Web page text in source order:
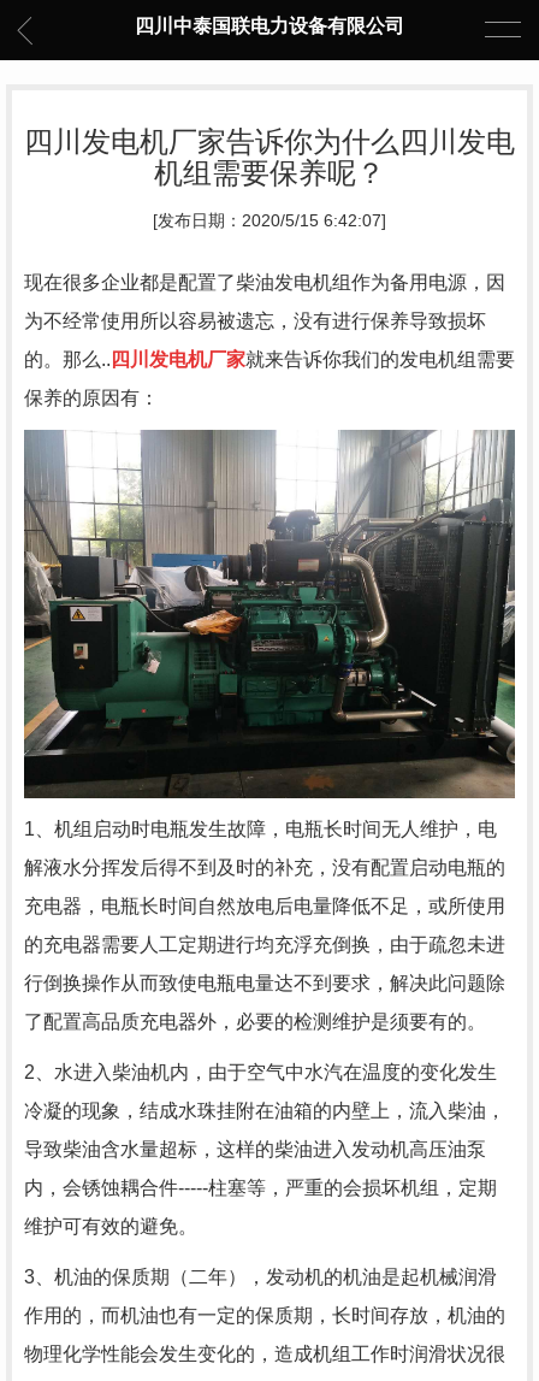
四川中泰国联电力设备有限公司
四川发电机厂家告诉你为什么四川发电
机组需要保养呢？
[发布日期：2020/5/15 6:42:07]
现在很多企业都是配置了柴油发电机组作为备用电源，因
为不经常使用所以容易被遗忘，没有进行保养导致损坏
的。那么.. 四川发电机厂家就来告诉你我们的发电机组需要
保养的原因有：
1、机组启动时电瓶发生故障，电瓶长时间无人维护，电
解液水分挥发后得不到及时的补充，没有配置启动电瓶的
充电器，电瓶长时间自然放电后电量降低不足，或所使用
的充电器需要人工定期进行均充浮充倒换，由于疏忽未进
行倒换操作从而致使电瓶电量达不到要求，解决此问题除
了配置高品质充电器外，必要的检测维护是须要有的。
2、水进入柴油机内，由于空气中水汽在温度的变化发生
冷凝的现象，结成水珠挂附在油箱的内壁上，流入柴油，
导致柴油含水量超标，这样的柴油进入发动机高压油泵
内，会锈蚀耦合件-----柱塞等，严重的会损坏机组，定期
维护可有效的避免。
3、机油的保质期（二年），发动机的机油是起机械润滑
作用的，而机油也有一定的保质期，长时间存放，机油的
物理化学性能会发生变化的，造成机组工作时润滑状况很